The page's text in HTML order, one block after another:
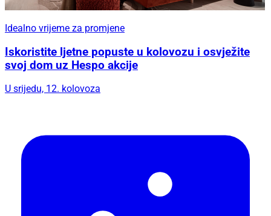
Idealno vrijeme za promjene
Iskoristite ljetne popuste u kolovozu i osvježite
svoj dom uz Hespo akcije
U srijedu, 12. kolovoza